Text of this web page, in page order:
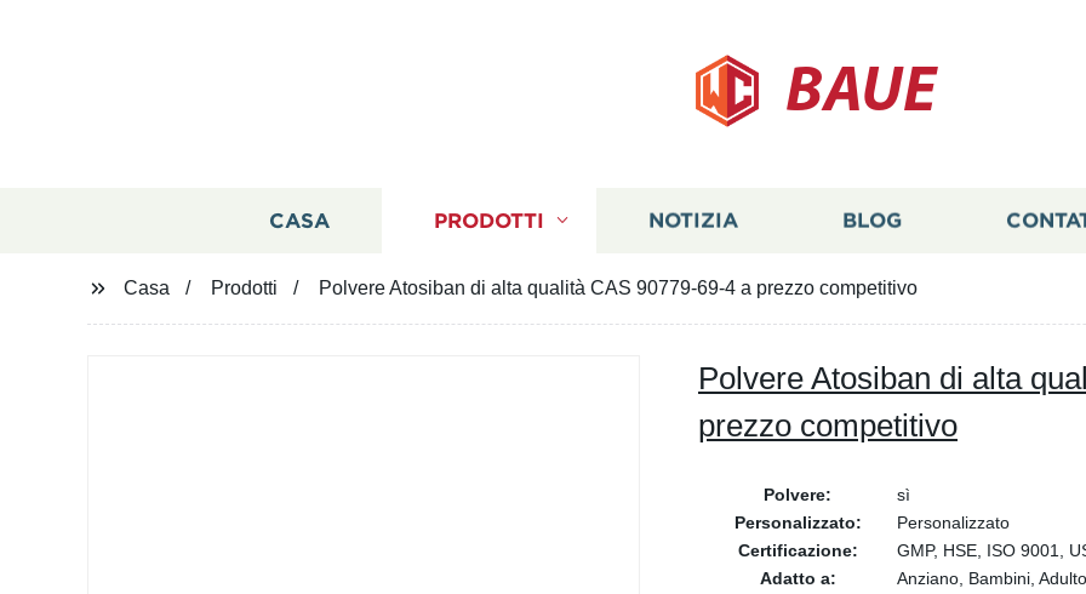
BAUE
CASA PRODOTTI NOTIZIA BLOG
Casa Prodotti Polvere Atosiban di alta qualità CAS 90779-69-4 a prezzo competitivo
Polvere Atosiban di alta
prezzo competitivo
Polvere:
sì
Personalizzato:
Personalizzato
Certificazione:
GMP, HSE, ISO 9001,
Adatto a:
Anziano, Bambini, Adulto